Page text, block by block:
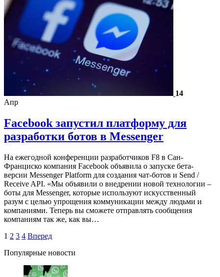
14
Апр
Facebook запустил платформу для
разработки ботов в Messenger
На ежегодной конференции разработчиков F8 в Сан-
Франциско компания Facebook объявила о запуске бета-
версии Messenger Platform для создания чат-ботов и Send /
Receive API. «Мы объявили о внедрении новой технологии –
боты для Messenger, которые используют искусственный
разум с целью упрощения коммуникации между людьми и
компаниями. Теперь вы сможете отправлять сообщения
компаниям так же, как вы…
1 2 3 4 Вперед
Популярные новости